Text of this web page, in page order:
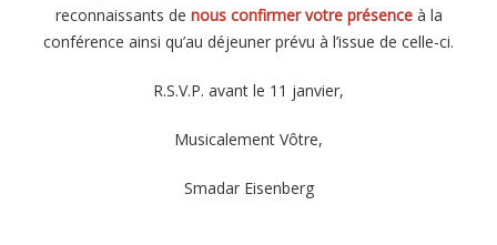
reconnaissants de nous confirmer votre présence à la
conférence ainsi qu’au déjeuner prévu à l’issue de celle-ci.
R.S.V.P. avant le 11 janvier,
Musicalement Vôtre,
Smadar Eisenberg